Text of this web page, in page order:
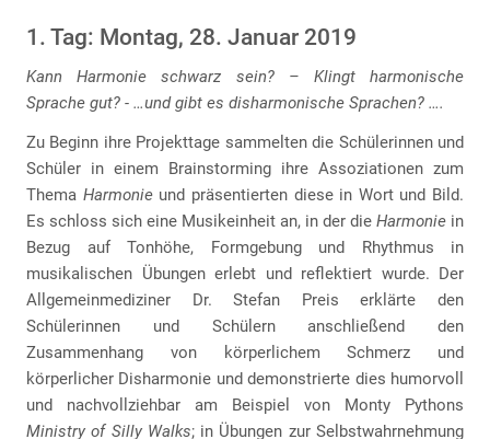
1. Tag: Montag, 28. Januar 2019
Kann Harmonie schwarz sein? – Klingt harmonische
Sprache gut? - …und gibt es disharmonische Sprachen? ….
Zu Beginn ihre Projekttage sammelten die Schülerinnen und
Schüler in einem Brainstorming ihre Assoziationen zum
Thema Harmonieund präsentierten diese in Wort und Bild.
Es schloss sich eine Musikeinheit an, in der die Harmonie in
Bezug auf Tonhöhe, Formgebung und Rhythmus in
musikalischen Übungen erlebt und reflektiert wurde. Der
Allgemeinmediziner Dr. Stefan Preis erklärte den
Schülerinnen und Schülern anschließend den
Zusammenhang von körperlichem Schmerz und
körperlicher Disharmonie und demonstrierte dies humorvoll
und nachvollziehbar am Beispiel von Monty Pythons
Ministry of Silly Walks; in Übungen zur Selbstwahrnehmung